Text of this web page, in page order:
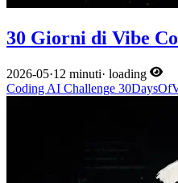
30 Giorni di Vibe
2026-05·12 minuti· loading
Coding AI Challenge